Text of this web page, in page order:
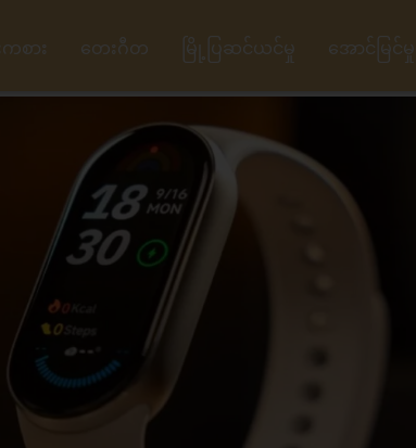
စား တေးဂီတ မြို့ပြဆင်ယင်မှု အောင်မြင်